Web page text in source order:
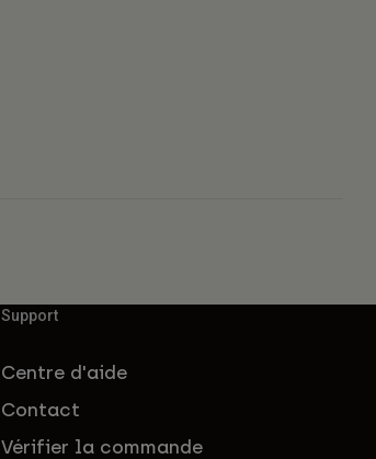
Support
Centre d'aide
Contact
Vérifier la commande